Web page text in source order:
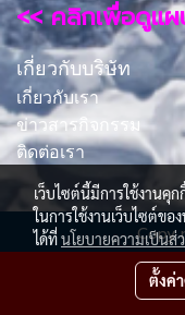
<< คลิกเพื่อดูแ
เกี่ยวกับบริษัท
เกี่ยวกับเรา
ข่าวสารกิจกรรม
ติดต่อเรา
Copy
ผู้เ
เว็บไซต์นี้มีการใช้งาน
ในการใช้งานเว็บไซต์ข
ได้ที่นโยบายความเป็นส่
ตั้งค่